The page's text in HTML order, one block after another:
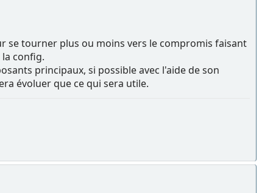
se tourner plus ou moins vers le compromis faisant
config.
principaux, si possible avec l'aide de son
évoluer que ce qui sera utile.